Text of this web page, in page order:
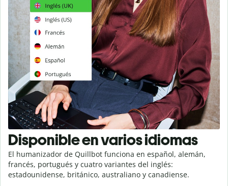
Disponible en varios idiomas
El humanizador de Quillbot funciona en español, alemán,
francés, portugués y cuatro variantes del inglés:
estadounidense, británico, australiano y canadiense.